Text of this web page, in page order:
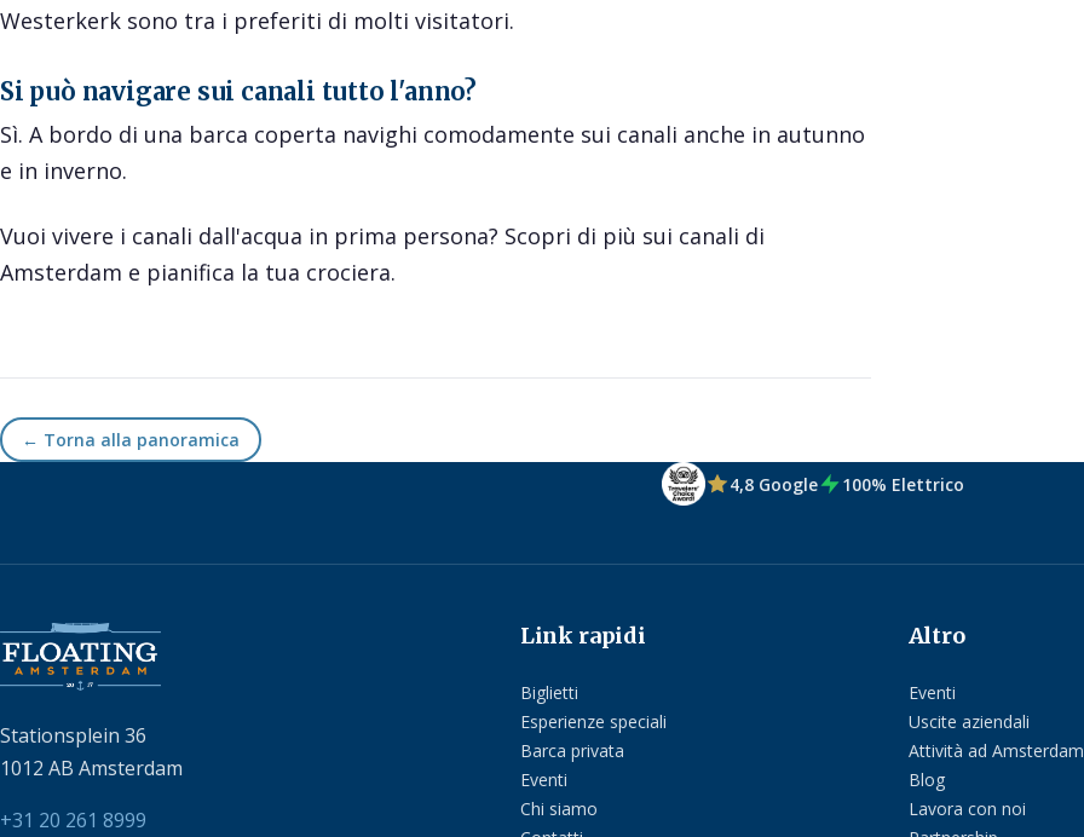
Westerkerk sono tra i preferiti di molti visitatori.
Si può navigare sui canali tutto l'anno?
Sì. A bordo di una barca coperta navighi comodamente sui canali anche in autunno
e in inverno.
Vuoi vivere i canali dall'acqua in prima persona? Scopri di più sui canali di
Amsterdam e pianifica la tua crociera.
← Torna alla panoramica
4,8 Google
100% Elettrico
Stationsplein 36
1012 AB Amsterdam
+31 20 261 8999
Link rapidi
Biglietti
Esperienze speciali
Barca privata
Eventi
Chi siamo
Altro
Eventi
Uscite aziendali
Attività ad Amsterdam
Blog
Lavora con noi